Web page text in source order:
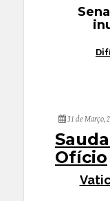
31 de Março,
Ofício